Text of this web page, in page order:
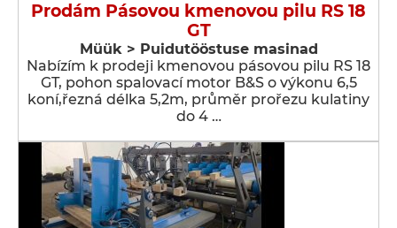
Prodám Pásovou kmenovou pilu RS 18
GT
Müük > Puidutööstuse masinad
Nabízím k prodeji kmenovou pásovou pilu RS 18
GT, pohon spalovací motor B&S o výkonu 6,5
koní,řezná délka 5,2m, průměr prořezu kulatiny
do 4 …